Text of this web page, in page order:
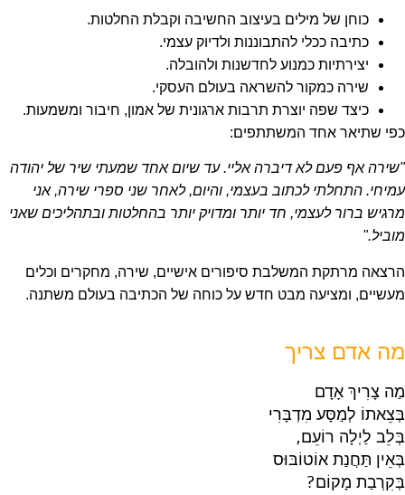
כוחן של מילים בעיצוב החשיבה וקבלת החלטות.
כתיבה ככלי להתבוננות ולדיוק עצמי.
יצירתיות כמנוע לחדשנות ולהובלה.
שירה כמקור להשראה בעולם העסקי.
כיצד שפה יוצרת תרבות ארגונית של אמון, חיבור ומשמעות.
כפי שתיאר אחד המשתתפים:
"שירה אף פעם לא דיברה אליי. עד שיום אחד שמעתי שיר של יהודה
עמיחי. התחלתי לכתוב בעצמי, והיום, לאחר שני ספרי שירה, אני
מרגיש ברור לעצמי, חד יותר ומדויק יותר בהחלטות ובתהליכים שאני
מוביל."
הרצאה מרתקת המשלבת סיפורים אישיים, שירה, מחקרים וכלים
מעשיים, ומציעה מבט חדש על כוחה של הכתיבה בעולם משתנה.
מה אדם צריך
מַה צָרִיךְ אָדָם
בְּצֵאתוֹ לְמַסָּע מִדְבָּרִי
בְּלֵב לַיְלָה רוֹעֵם,
בְּאֵין תַּחֲנַת אוֹטוֹבּוּס
בְּקִרְבַת מָקוֹם?